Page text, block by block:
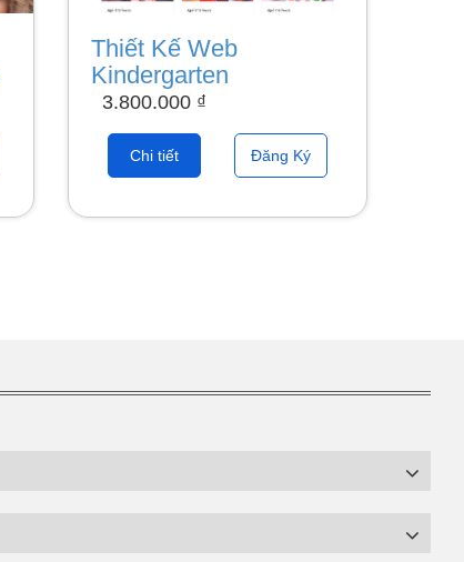
Thiết Kế Web
Kindergarten
3.800.000 ₫
Chi tiết Đăng Ký